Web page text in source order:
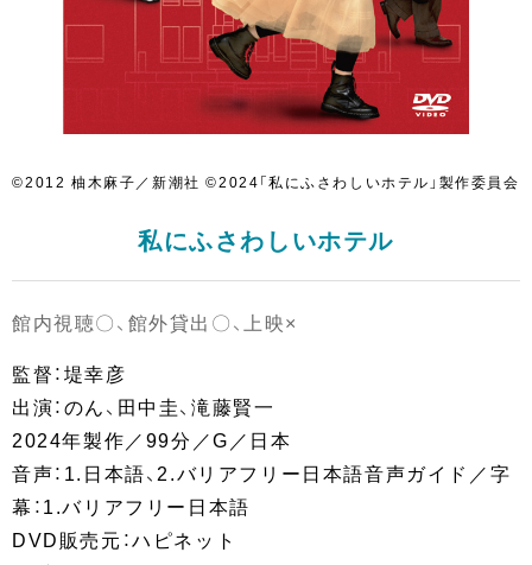
©2012 柚木麻子／新潮社 ©2024「私にふさわしいホテル」製作委員会
私にふさわしいホテル
館内視聴〇、館外貸出〇、上映×
監督：堤幸彦
出演：のん、田中圭、滝藤賢一
2024年製作／99分／G／日本
音声：1.日本語、2.バリアフリー日本語音声ガイド／字
幕：1.バリアフリー日本語
DVD販売元：ハピネット